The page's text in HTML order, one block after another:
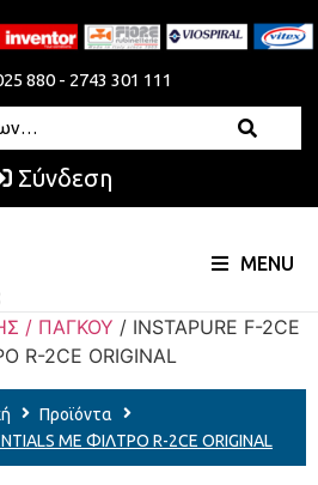
880 - 2743 301 111
Σύνδεση
MENU
/ ΠΑΓΚΟΥ / INSTAPURE F-2CE
R-2CE ORIGINAL
Προϊόντα
ΜΕ ΦΙΛΤΡΟ R-2CE ORIGINAL